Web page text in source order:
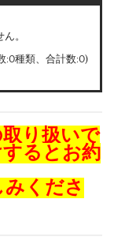
。
:0種類、合計数:0)
り扱いで
るとお約
くださ